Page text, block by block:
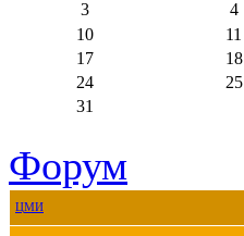
3 4
10
11
17
18
24
25
31
Форум
ЦМИ